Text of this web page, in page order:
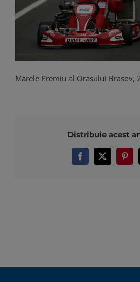
Marele Premiu al Orasului Brasov,
Distribuie acest
Facebook
X